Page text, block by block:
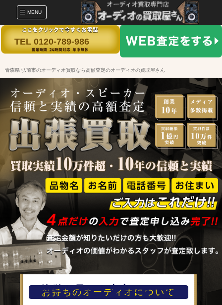
MENU
TEL 0120-789-986
青森県 弘前市のオーディオ買取なら高額査定のオーディオの買取屋さん
簡単！早い！査定フォーム
お持ちのオーディオについて